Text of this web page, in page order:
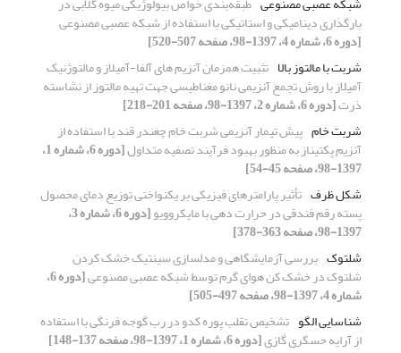
بارگذاری دینامیکی و استاتیکی با استفاده از شبکه عصبی مصنوعی
[دوره 6، شماره 4، 1397-98، صفحه 507-520]
شربت با مالتوز بالا تثبیت همزمان آنزیم های آلفا-آمیلاز و مالتوژنیک
آمیلاز با روش تجمع آنزیمی نانو مغناطیسی جهت تهیه مالتوز از نشاسته
ذرت[دوره 6، شماره 2، 1397-98، صفحه 201-218]
شربت خام پیش تیمار آنزیمی شربت خام چغندر قند با استفاده از
آنزیم پکتیناز به منظور بهبود فرآیند تصفیه متداول [دوره 6، شماره 1،
1397-98، صفحه 45-54]
شکل ظرف تأثیر پارامترهای فیزیکی بر یکنواختی توزیع دمای محصول
پسته رقم فندقی در حرارت دهی با مایکروویو [دوره 6، شماره 3،
1397-98، صفحه 363-378]
شلتوک بررسی آزمایشگاهی و مدلسازی سینتیک خشک کردن
شلتوک در خشک کن هوای گرم توسط شبکه عصبی مصنوعی [دوره 6،
شماره 4، 1397-98، صفحه 497-505]
شناسایی الگو تشخیص تقلب پوره کدو در رب گوجه فرنگی با استفاده
از آرایه حسگری گازی[دوره 6، شماره 1، 1397-98، صفحه 137-148]